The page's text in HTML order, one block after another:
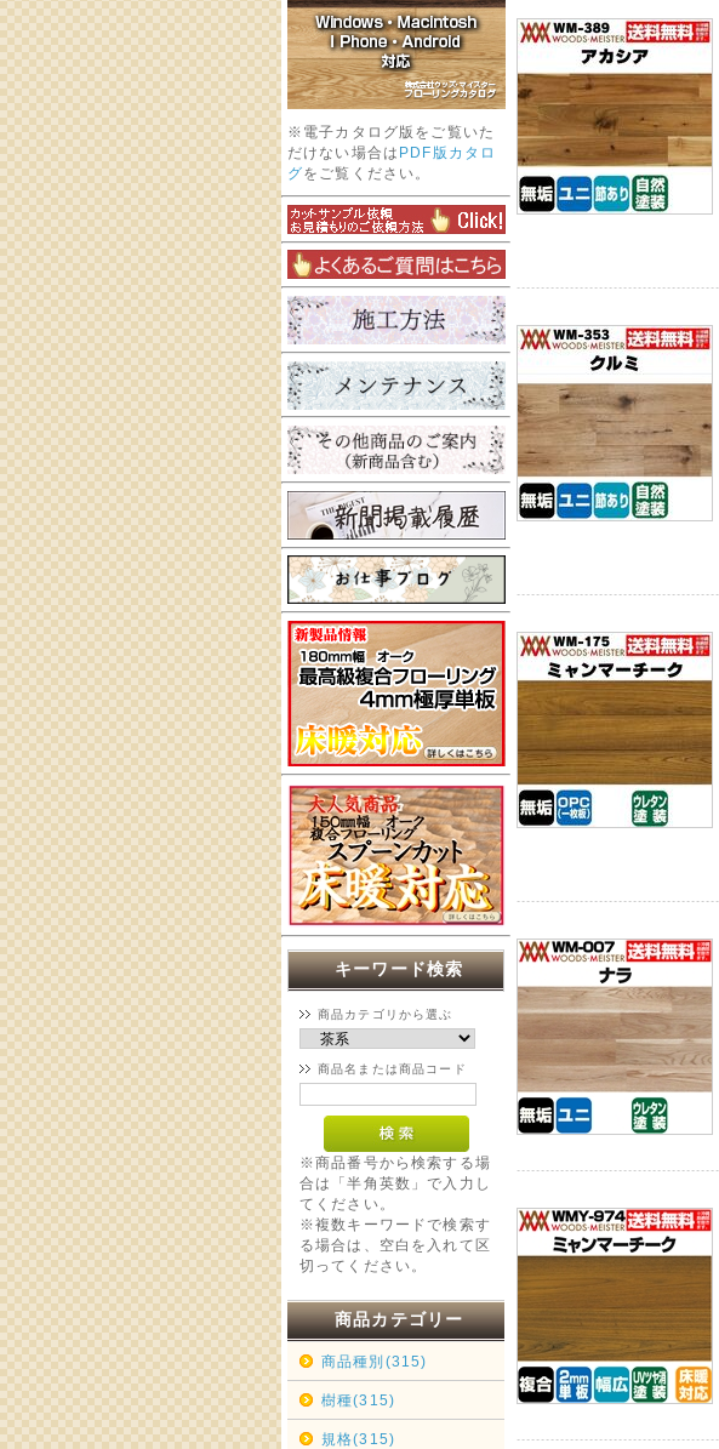
※電子カタログ版をご覧いた
だけない場合は PDF版カタロ
グをご覧ください。
キーワード検索
商品カテゴリから選ぶ
商品名または商品コード
※商品番号から検索する場
合は「半角英数」で入力し
てください。
※複数キーワードで検索す
る場合は、空白を入れて区
切ってください。
商品カテゴリー
商品種別(315)
樹種(315)
規格(315)